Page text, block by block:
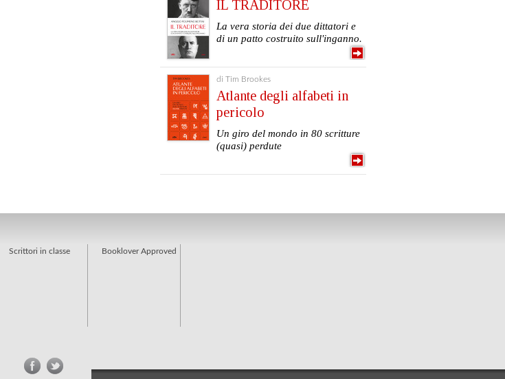
IL TRADITORE
La vera storia dei due dittatori e
di un patto costruito sull'inganno.
di Tim Brookes
Atlante degli alfabeti in
pericolo
Un giro del mondo in 80 scritture
(quasi) perdute
Scrittori in classe Booklover Approved